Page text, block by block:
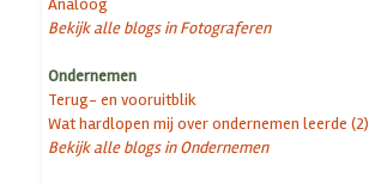
Analoog
Bekijk alle blogs in Fotograferen
Ondernemen
Terug- en vooruitblik
Wat hardlopen mij over ondernemen leerde (2)
Bekijk alle blogs in Ondernemen